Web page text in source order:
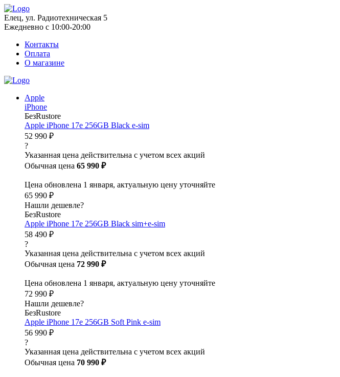
Елец, ул. Радиотехническая 5
Ежедневно с 10:00-20:00
Контакты
Оплата
О магазине
Apple
iPhone
БезRustore
Apple iPhone 17e 256GB Black e-sim
52 990 ₽
?
Указанная цена действительна с учетом всех акций
Обычная цена 65 990 ₽
Цена обновлена 1 января, актуальную цену уточняйте
65 990 ₽
Нашли дешевле?
БезRustore
Apple iPhone 17e 256GB Black sim+e-sim
58 490 ₽
?
Указанная цена действительна с учетом всех акций
Обычная цена 72 990 ₽
Цена обновлена 1 января, актуальную цену уточняйте
72 990 ₽
Нашли дешевле?
БезRustore
Apple iPhone 17e 256GB Soft Pink e-sim
56 990 ₽
?
Указанная цена действительна с учетом всех акций
Обычная цена 70 990 ₽